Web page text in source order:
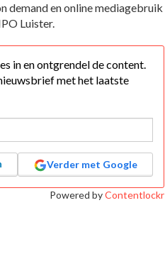
demand en online mediagebruik
Luister.
in en ontgrendel de content.
met het laatste
Verder met Google
Powered byContentlockr